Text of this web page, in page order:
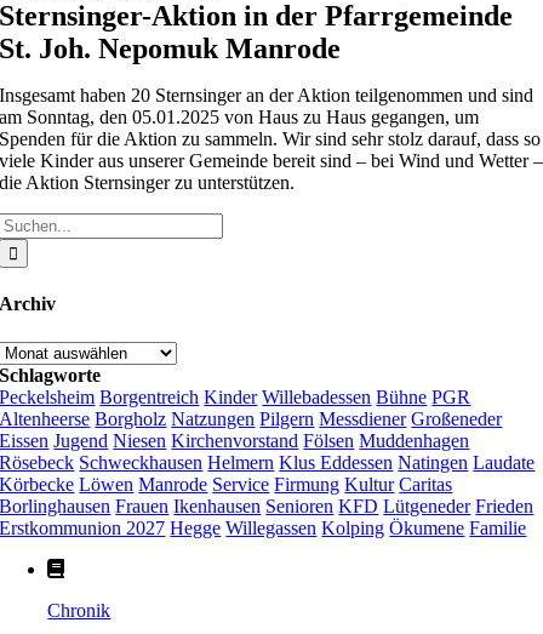
Sternsinger-Aktion in der Pfarrgemeinde
St. Joh. Nepomuk Manrode
Insgesamt haben 20 Sternsinger an der Aktion teilgenommen und sind
am Sonntag, den 05.01.2025 von Haus zu Haus gegangen, um
Spenden für die Aktion zu sammeln. Wir sind sehr stolz darauf, dass so
viele Kinder aus unserer Gemeinde bereit sind – bei Wind und Wetter –
die Aktion Sternsinger zu unterstützen.
Archiv
Schlagworte
Peckelsheim Borgentreich Kinder Willebadessen Bühne PGR
Altenheerse Borgholz Natzungen Pilgern Messdiener Großeneder
Eissen Jugend Niesen Kirchenvorstand Fölsen Muddenhagen
Rösebeck Schweckhausen Helmern Klus Eddessen Natingen Laudate
Körbecke Löwen Manrode Service Firmung Kultur Caritas
Borlinghausen Frauen Ikenhausen Senioren KFD Lütgeneder Frieden
Erstkommunion 2027 Hegge Willegassen Kolping Ökumene Familie
Chronik